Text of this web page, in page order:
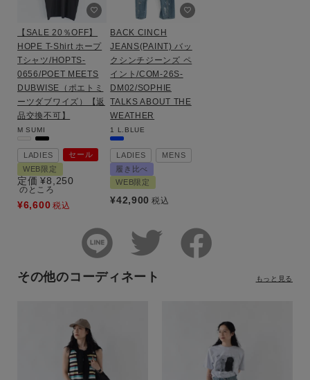
【SALE 20％OFF】
HOPE T-Shirt ホープ
Tシャツ/HOPTS-
0656/POET MEETS
DUBWISE（ポエトミ
ーツダブワイズ）【返
品交換不可】
M SUMI
LADIES
セール
WEB限定
定価 ¥8,250
のところ
¥6,600 税込
BACK CINCH
JEANS(PAINT) バッ
クシンチジーンズ ペ
イント/COM-26S-
DM02/SOPHIE
TALKS ABOUT THE
WEATHER
1 L.BLUE
LADIES
MENS
履き比べ
WEB限定
¥42,900 税込
その他のコーディネート もっと見る